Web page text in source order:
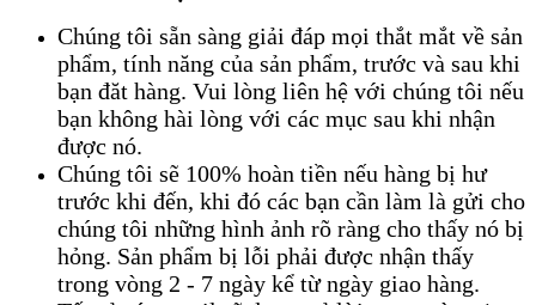
Chúng tôi sẵn sàng giải đáp mọi thắt mắt về sản
phẩm, tính năng của sản phẩm, trước và sau khi
bạn đăt hàng. Vui lòng liên hệ với chúng tôi nếu
bạn không hài lòng với các mục sau khi nhận
được nó.
Chúng tôi sẽ 100% hoàn tiền nếu hàng bị hư
trước khi đến, khi đó các bạn cần làm là gửi cho
chúng tôi những hình ảnh rõ ràng cho thấy nó bị
hỏng. Sản phẩm bị lỗi phải được nhận thấy
trong vòng 2 - 7 ngày kể từ ngày giao hàng.